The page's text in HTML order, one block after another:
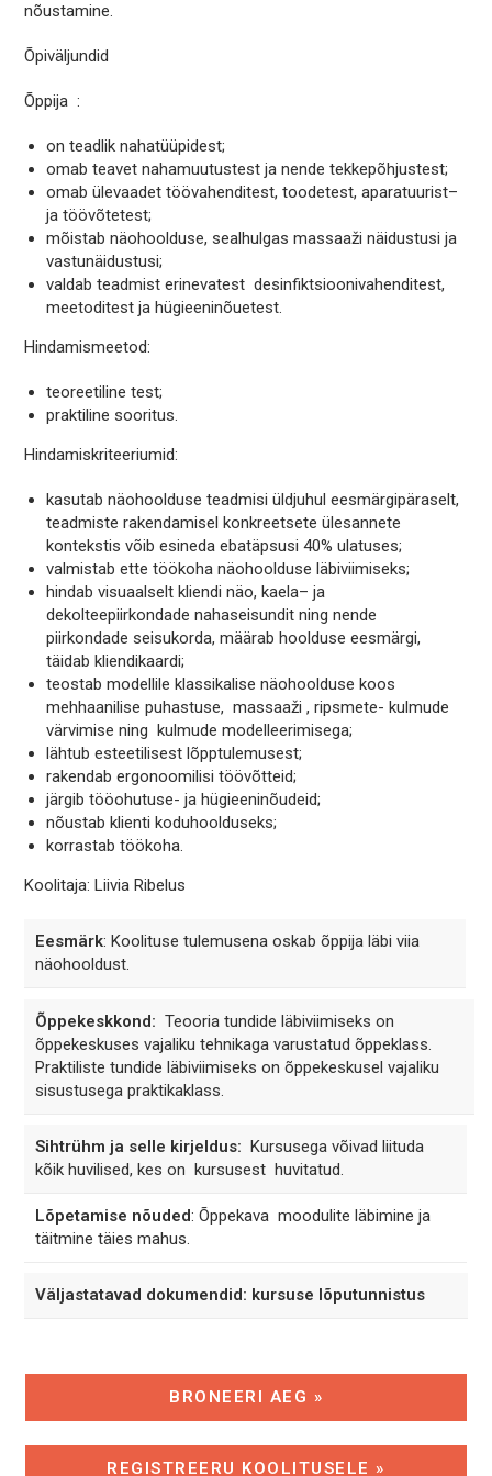
nõustamine.
Õpiväljundid
Õppija :
on teadlik nahatüüpidest;
omab teavet nahamuutustest ja nende tekkepõhjustest;
omab ülevaadet töövahenditest, toodetest, aparatuurist–
ja töövõtetest;
mõistab näohoolduse, sealhulgas massaaži näidustusi ja
vastunäidustusi;
valdab teadmist erinevatest desinfiktsioonivahenditest,
meetoditest ja hügieeninõuetest.
Hindamismeetod:
teoreetiline test;
praktiline sooritus.
Hindamiskriteeriumid:
kasutab näohoolduse teadmisi üldjuhul eesmärgipäraselt,
teadmiste rakendamisel konkreetsete ülesannete
kontekstis võib esineda ebatäpsusi 40% ulatuses;
valmistab ette töökoha näohoolduse läbiviimiseks;
hindab visuaalselt kliendi näo, kaela– ja
dekolteepiirkondade nahaseisundit ning nende
piirkondade seisukorda, määrab hoolduse eesmärgi,
täidab kliendikaardi;
teostab modellile klassikalise näohoolduse koos
mehhaanilise puhastuse, massaaži , ripsmete- kulmude
värvimise ning kulmude modelleerimisega;
lähtub esteetilisest lõpptulemusest;
rakendab ergonoomilisi töövõtteid;
järgib tööohutuse- ja hügieeninõudeid;
nõustab klienti koduhoolduseks;
korrastab töökoha.
Koolitaja: Liivia Ribelus
Eesmärk: Koolituse tulemusena oskab õppija läbi viia
näohooldust.
Õppekeskkond: Teooria tundide läbiviimiseks on
õppekeskuses vajaliku tehnikaga varustatud õppeklass.
Praktiliste tundide läbiviimiseks on õppekeskusel vajaliku
sisustusega praktikaklass.
Sihtrühm ja selle kirjeldus:Kursusega võivad liituda
kõik huvilised, kes on kursusest huvitatud.
Lõpetamise nõuded: Õppekava moodulite läbimine ja
täitmine täies mahus.
Väljastatavad dokumendid: kursuse lõputunnistus
BRONEERI AEG »
REGISTREERU KOOLITUSELE »